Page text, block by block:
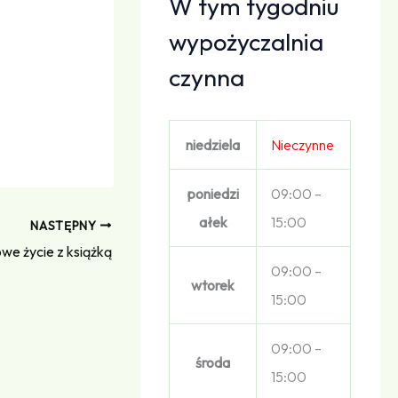
NASTĘPNY
życie z książką
W tym tygodniu
wypożyczalnia
czynna
niedziela Nieczynne
poniedzi
ałek
09:00 –
15:00
wtorek
09:00 –
15:00
środa
09:00 –
15:00